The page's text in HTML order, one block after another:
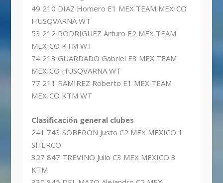
49 210 DIAZ Homero E1 MEX TEAM MEXICO
HUSQVARNA WT
53 212 RODRIGUEZ Arturo E2 MEX TEAM
MEXICO KTM WT
74 213 GUARDADO Gabriel E3 MEX TEAM
MEXICO HUSQVARNA WT
77 211 RAMIREZ Roberto E1 MEX TEAM
MEXICO KTM WT
Clasificación general clubes
241 743 SOBERON Justo C2 MEX MEXICO 1
SHERCO
327 847 TREVINO Julio C3 MEX MEXICO 3
KTM